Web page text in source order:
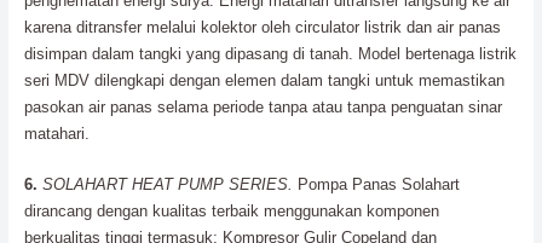
karena ditransfer melalui kolektor oleh circulator listrik dan air panas
disimpan dalam tangki yang dipasang di tanah. Model bertenaga listrik
seri MDV dilengkapi dengan elemen dalam tangki untuk memastikan
pasokan air panas selama periode tanpa atau tanpa penguatan sinar
matahari.
6. SOLAHART HEAT PUMP SERIES. Pompa Panas Solahart
dirancang dengan kualitas terbaik menggunakan komponen
berkualitas tinggi termasuk; Kompresor Gulir Copeland dan